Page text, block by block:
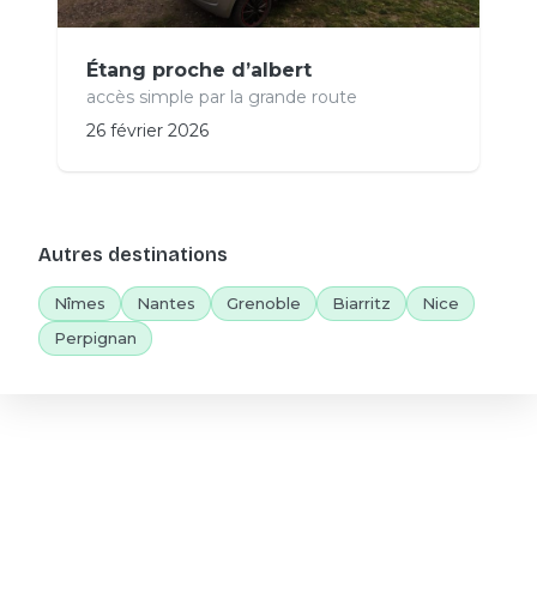
Étang proche d’albert
accès simple par la grande route
26 février 2026
Autres destinations
Nîmes Nantes Grenoble Biarritz
Nice
Perpignan